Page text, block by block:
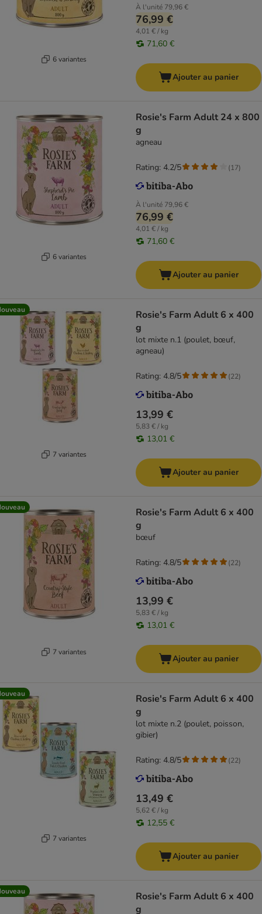
6 variantes
À l'unité 79,96 €
76,99 €
4,01 € / kg
71,60 €
Ajouter au panier
6 variantes
Rosie's Farm Adult 24 x 800
g
agneau
À l'unité 79,96 €
76,99 €
4,01 € / kg
71,60 €
Rating: 4.2/5 (17)
Ajouter au panier
7 variantes
Rosie's Farm Adult 6 x 400
g
lot mixte n.1 (poulet, bœuf,
agneau)
13,99 €
5,83 € / kg
13,01 €
Rating: 4.8/5 (22)
Ajouter au panier
7 variantes
Rosie's Farm Adult 6 x 400
g
bœuf
13,99 €
5,83 € / kg
13,01 €
Rating: 4.8/5 (22)
Ajouter au panier
7 variantes
Rosie's Farm Adult 6 x 400
g
lot mixte n.2 (poulet, poisson,
gibier)
13,49 €
5,62 € / kg
12,55 €
Rating: 4.8/5 (22)
Ajouter au panier
Rosie's Farm Adult 6 x 400
g